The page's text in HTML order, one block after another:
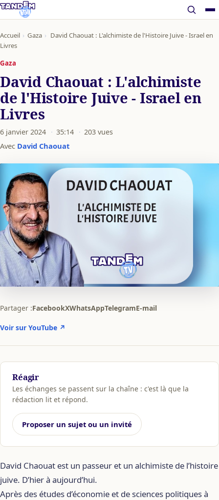
Accueil › Gaza › David Chaouat : L'alchimiste de l'Histoire Juive - Israel en
Livres
Gaza
David Chaouat : L'alchimiste
de l'Histoire Juive - Israel en
Livres
6 janvier 2024 · 35:14 · 203 vues
Avec David Chaouat
Partager :FacebookXWhatsAppTelegramE-mail
Voir sur YouTube ↗
Réagir
Les échanges se passent sur la chaîne : c'est là que la
rédaction lit et répond.
Proposer un sujet ou un invité
David Chaouat est un passeur et un alchimiste de l’histoire
juive. D’hier à aujourd’hui.
Après des études d’économie et de sciences politiques à